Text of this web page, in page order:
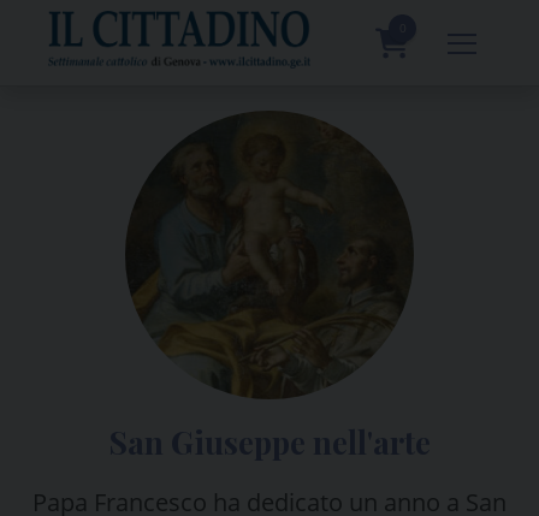
content
Papa Francesco ha dedicato un anno a San